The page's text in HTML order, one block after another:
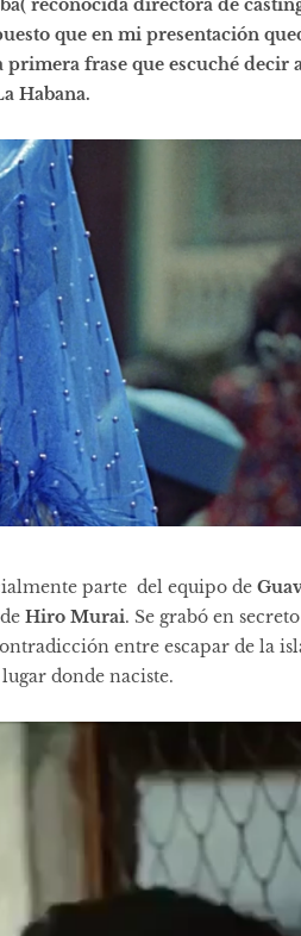
reconocida directora de
que en mi presentación
primera frase que escuché decir
Habana.
parte del equipo de
Hiro Murai. Se grabó en
entre escapar de la
donde naciste.